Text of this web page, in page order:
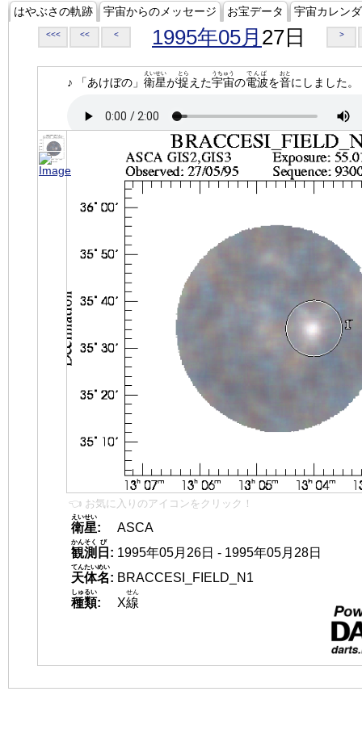
はやぶさの軌跡 宇宙からのメッセージ お宝データ 宇宙カレン
<<< << < 1995年05月 27日 >
♪ 「あけぼの」 衛星
えいせい
が捉
とら
えた宇宙
うちゅう
の電波
でんぱ
を音
おと
にしました。
👈 お気に入りのアイコンをクリック！
衛星
えいせい
:
ASCA
観測
かんそく
日
び
: 1995年05月26日 - 1995年05月28日
天体名
てんたいめい
: BRACCESI_FIELD_N1
種類
しゅるい
: X線
せん